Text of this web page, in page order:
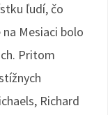
ľudí, čo
Mesiaci bolo
Pritom
Richard